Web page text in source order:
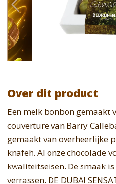
Over dit product
Een melk bonbon gemaakt
couverture van Barry
gemaakt van overheerlijke
knafeh. Al onze chocolade
kwaliteitseisen. De smaak
verrassen. DE DUBAI